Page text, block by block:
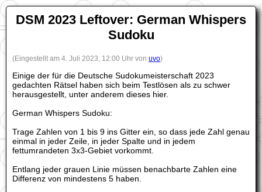
DSM 2023 Leftover: German Whispers
Sudoku
(Eingestellt am 4. Juli 2023, 12:00 Uhr von uvo)
Einige der für die Deutsche Sudokumeisterschaft 2023
gedachten Rätsel haben sich beim Testlösen als zu schwer
herausgestellt, unter anderem dieses hier.
German Whispers Sudoku:
Trage Zahlen von 1 bis 9 ins Gitter ein, so dass jede Zahl genau
einmal in jeder Zeile, in jeder Spalte und in jedem
fettumrandeten 3x3-Gebiet vorkommt.
Entlang jeder grauen Linie müssen benachbarte Zahlen eine
Differenz von mindestens 5 haben.